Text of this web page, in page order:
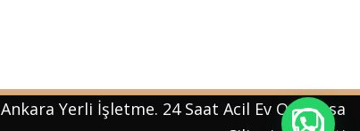
Ankara Yerli İşletme. 24 Saat Acil Ev Oto Kasa